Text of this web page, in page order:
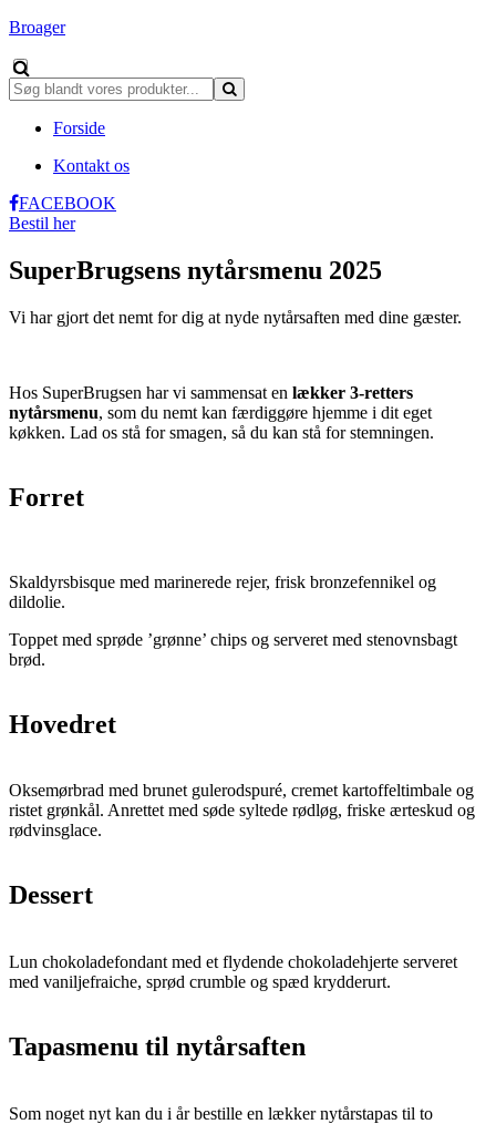
Broager
Forside
Kontakt os
FACEBOOK
Bestil her
SuperBrugsens nytårsmenu 2025
Vi har gjort det nemt for dig at nyde nytårsaften med dine gæster.
Hos SuperBrugsen har vi sammensat en lækker 3-retters
nytårsmenu, som du nemt kan færdiggøre hjemme i dit eget
køkken. Lad os stå for smagen, så du kan stå for stemningen.
Forret
Skaldyrsbisque med marinerede rejer, frisk bronzefennikel og
dildolie.
Toppet med sprøde ’grønne’ chips og serveret med stenovnsbagt
brød.
Hovedret
Oksemørbrad med brunet gulerodspuré, cremet kartoffeltimbale og
ristet grønkål. Anrettet med søde syltede rødløg, friske ærteskud og
rødvinsglace.
Dessert
Lun chokoladefondant med et flydende chokoladehjerte serveret
med vaniljefraiche, sprød crumble og spæd krydderurt.
Tapasmenu til nytårsaften
Som noget nyt kan du i år bestille en lækker nytårstapas til to